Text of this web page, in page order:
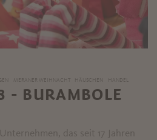
MERANER WEIHNACHT HÄUSCHEN HANDEL
- BURAMBOLE
das seit 17 Jahren